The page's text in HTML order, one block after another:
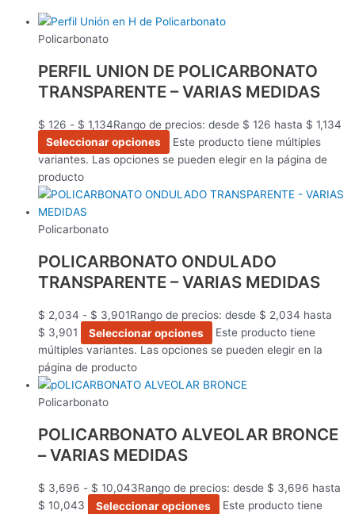
Policarbonato
PERFIL UNION DE POLICARBONATO
TRANSPARENTE – VARIAS MEDIDAS
$ 126 - $ 1,134Rango de precios: desde $ 126 hasta $ 1,134
Seleccionar opciones
Este producto tiene múltiples
variantes. Las opciones se pueden elegir en la página de
producto
Policarbonato
POLICARBONATO ONDULADO
TRANSPARENTE – VARIAS MEDIDAS
$ 2,034 - $ 3,901Rango de precios: desde $ 2,034 hasta
$ 3,901
Seleccionar opciones
Este producto tiene
múltiples variantes. Las opciones se pueden elegir en la
página de producto
Policarbonato
POLICARBONATO ALVEOLAR BRONCE
– VARIAS MEDIDAS
$ 3,696 - $ 10,043Rango de precios: desde $ 3,696 hasta
$ 10,043
Seleccionar opciones
Este producto tiene